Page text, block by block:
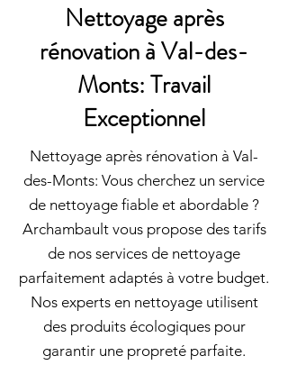
Nettoyage après
rénovation à Val-des-
Monts: Travail
Exceptionnel
Nettoyage après rénovation à Val-
des-Monts: Vous cherchez un service
de nettoyage fiable et abordable ?
Archambault vous propose des tarifs
de nos services de nettoyage
parfaitement adaptés à votre budget.
Nos experts en nettoyage utilisent
des produits écologiques pour
garantir une propreté parfaite.